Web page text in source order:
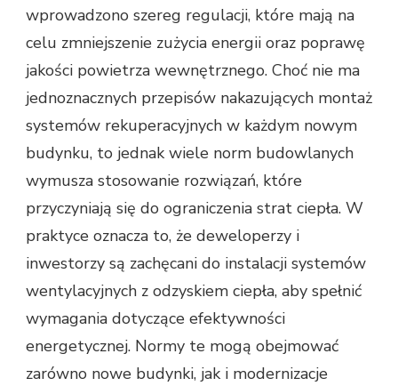
wprowadzono szereg regulacji, które mają na
celu zmniejszenie zużycia energii oraz poprawę
jakości powietrza wewnętrznego. Choć nie ma
jednoznacznych przepisów nakazujących montaż
systemów rekuperacyjnych w każdym nowym
budynku, to jednak wiele norm budowlanych
wymusza stosowanie rozwiązań, które
przyczyniają się do ograniczenia strat ciepła. W
praktyce oznacza to, że deweloperzy i
inwestorzy są zachęcani do instalacji systemów
wentylacyjnych z odzyskiem ciepła, aby spełnić
wymagania dotyczące efektywności
energetycznej. Normy te mogą obejmować
zarówno nowe budynki, jak i modernizacje